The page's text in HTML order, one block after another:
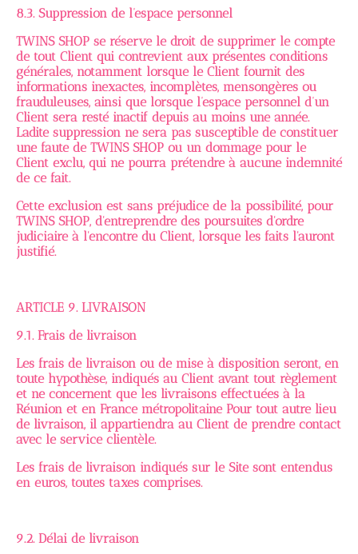
8.3. Suppression de l’espace personnel
TWINS SHOP se réserve le droit de supprimer le compte
de tout Client qui contrevient aux présentes conditions
générales, notamment lorsque le Client fournit des
informations inexactes, incomplètes, mensongères ou
frauduleuses, ainsi que lorsque l’espace personnel d’un
Client sera resté inactif depuis au moins une année.
Ladite suppression ne sera pas susceptible de constituer
une faute de TWINS SHOP ou un dommage pour le
Client exclu, qui ne pourra prétendre à aucune indemnité
de ce fait.
Cette exclusion est sans préjudice de la possibilité, pour
TWINS SHOP, d'entreprendre des poursuites d'ordre
judiciaire à l'encontre du Client, lorsque les faits l'auront
justifié.
ARTICLE 9. LIVRAISON
9.1. Frais de livraison
Les frais de livraison ou de mise à disposition seront, en
toute hypothèse, indiqués au Client avant tout règlement
et ne concernent que les livraisons effectuées à la
Réunion et en France métropolitaine Pour tout autre lieu
de livraison, il appartiendra au Client de prendre contact
avec le service clientèle.
Les frais de livraison indiqués sur le Site sont entendus
en euros, toutes taxes comprises.
9.2. Délai de livraison